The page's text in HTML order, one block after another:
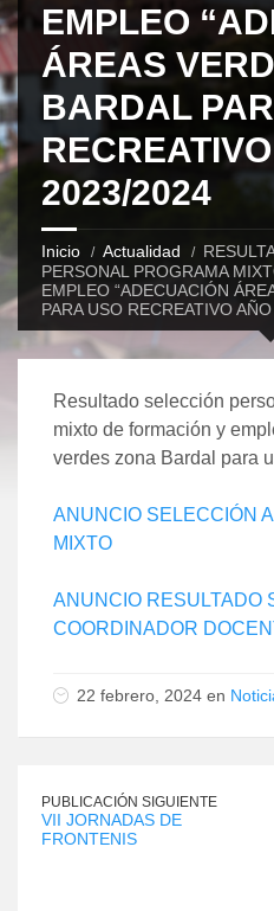
EMPLEO
ÁREAS
BARDAL
2023/2024
Inicio Actualidad
PERSONAL PROGRAMA
EMPLEO “ADECUACIÓN
PARA USO RECREATIVO
Resultado selección
mixto de formación y
verdes zona Bardal para
ANUNCIO SELECCIÓN
MIXTO
ANUNCIO RESULTADO
COORDINADOR
22 febrero, 2024 en
PUBLICACIÓN SIGUIENTE
VII JORNADAS DE
FRONTENIS